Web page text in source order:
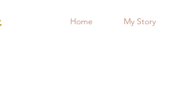
Home My Story